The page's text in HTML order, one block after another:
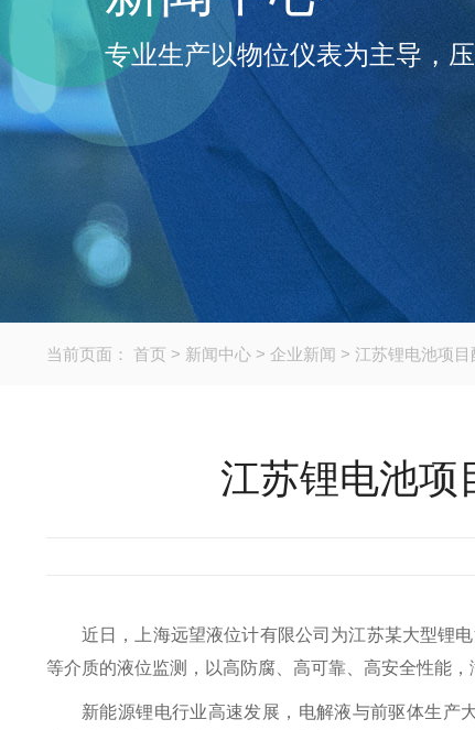
专业生产以物位仪表为主导，
当前页面： 首页 > 新闻中心 > 企业新闻 > 江苏锂电池项
江苏锂电池项
近日，上海远望液位计有限公司为江苏某大型锂
等介质的液位监测，以高防腐、高可靠、高安全性能
新能源锂电行业高速发展，电解液与前驱体生产